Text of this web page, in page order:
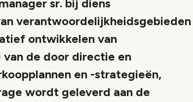
sr. bij diens
verantwoordelijkheidsgebieden
ontwikkelen van
de door directie en
en -strategieën,
wordt geleverd aan de